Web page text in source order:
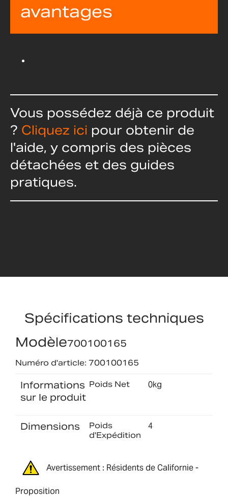
avantages
Vous possédez déjà ce produit
? Cliquez ici pour obtenir de
l'aide, y compris des pièces
détachées et des guides
pratiques.
Spécifications techniques
Modèle700100165
Numéro d'article: 700100165
Informations
sur le produit
Poids Net 0kg
Dimensions
Poids
d'Expédition
4
Avertissement : Résidents de Californie -
Proposition